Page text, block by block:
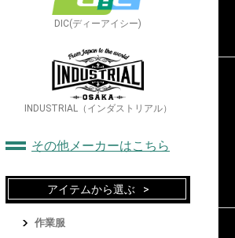
DIC(ディーアイシー)
INDUSTRIAL（インダストリアル）
その他メーカーはこちら
アイテムから選ぶ
作業服